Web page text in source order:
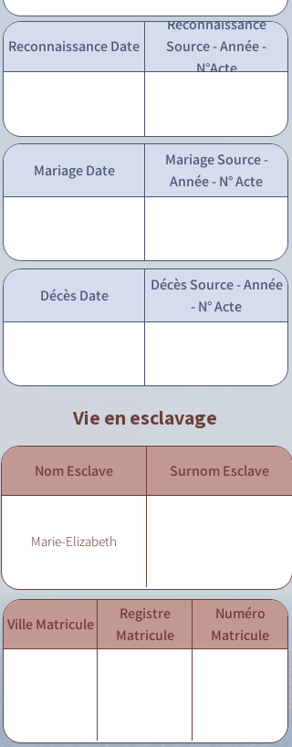
Reconnaissance Date
Reconnaissance
Source - Année -
N°Acte
Mariage Date
Mariage Source -
Année - N° Acte
Décès Date
Décès Source - Année
- N° Acte
Vie en esclavage
Nom Esclave Surnom Esclave
Marie-Elizabeth
Ville Matricule
Registre
Matricule
Numéro
Matricule